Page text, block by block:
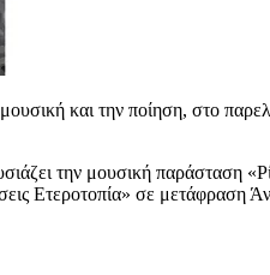
και την ποίηση, στο
την μουσική παράσταση
Ετεροτοπία» σε μετάφραση